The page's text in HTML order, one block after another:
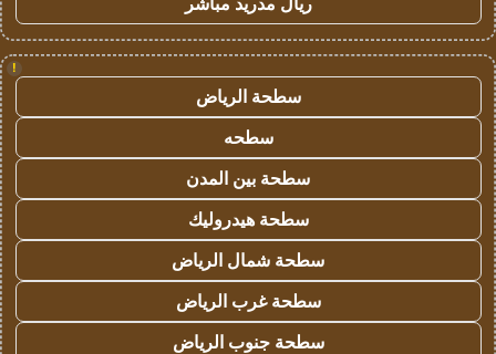
!
سطحة الرياض
سطحه
سطحة بين المدن
سطحة هيدروليك
سطحة شمال الرياض
سطحة غرب الرياض
سطحة جنوب الرياض